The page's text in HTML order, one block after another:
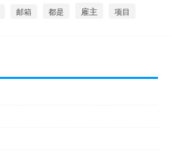
邮箱 都是 雇主 项目